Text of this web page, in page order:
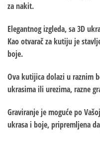
za nakit.
Elegantnog izgleda, sa 3D
Kao otvarač za kutiju je
boje.
Ova kutijica dolazi u raznim
ukrasima ili urezima, razne
Graviranje je moguće po
ukrasa i boje, pripremljena